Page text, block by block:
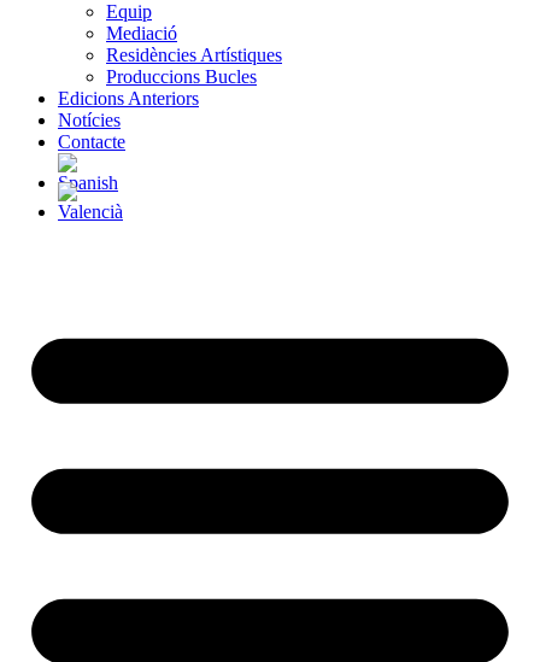
Equip
Mediació
Residències Artístiques
Produccions Bucles
Edicions Anteriors
Notícies
Contacte